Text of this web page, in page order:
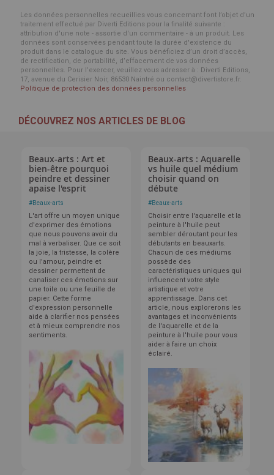
Les données personnelles recueillies vous concernant font l’objet d’un
traitement effectué par Diverti Editions pour la finalité suivante :
attribution d'une note - assortie d'un commentaire - à un produit. Les
données sont conservées pendant toute la durée d'existence du
produit dans le catalogue du site. Vous bénéficiez d’un droit d’accès,
de rectification, de portabilité, d’effacement de vos données
personnelles. Pour l’exercer, veuillez vous adresser à : Diverti Editions,
17, avenue du Cerisier Noir, 86530 Naintré ou contact@divertistore.fr.
Politique de protection des données personnelles
DÉCOUVREZ NOS ARTICLES DE BLOG
Beaux-arts : Art et
bien-être pourquoi
peindre et dessiner
apaise l'esprit
#Beaux-arts
L'art offre un moyen unique
d'exprimer des émotions
que nous pouvons avoir du
mal à verbaliser. Que ce soit
la joie, la tristesse, la colère
ou l'amour, peindre et
dessiner permettent de
canaliser ces émotions sur
une toile ou une feuille de
papier. Cette forme
d'expression personnelle
aide à clarifier nos pensées
et à mieux comprendre nos
sentiments.
Beaux-arts : Aquarelle
vs huile quel médium
choisir quand on
débute
#Beaux-arts
Choisir entre l'aquarelle et la
peinture à l'huile peut
sembler déroutant pour les
débutants en beauxarts.
Chacun de ces médiums
possède des
caractéristiques uniques qui
influencent votre style
artistique et votre
apprentissage. Dans cet
article, nous explorerons les
avantages et inconvénients
de l'aquarelle et de la
peinture à l'huile pour vous
aider à faire un choix
éclairé.